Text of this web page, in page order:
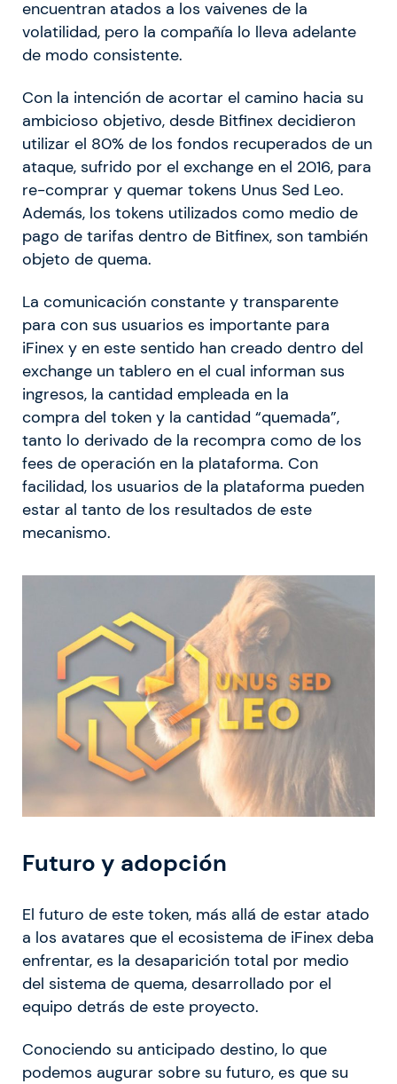
encuentran atados a los vaivenes de la
volatilidad, pero la compañía lo lleva adelante
de modo consistente.
Con la intención de acortar el camino hacia su
ambicioso objetivo, desde Bitfinex decidieron
utilizar el 80% de los fondos recuperados de un
ataque, sufrido por el exchange en el 2016, para
re-comprar y quemar tokens Unus Sed Leo.
Además, los tokens utilizados como medio de
pago de tarifas dentro de Bitfinex, son también
objeto de quema.
La comunicación constante y transparente
para con sus usuarios es importante para
iFinex y en este sentido han creado dentro del
exchange un tablero en el cual informan sus
ingresos, la cantidad empleada en la
compra del token y la cantidad “quemada”,
tanto lo derivado de la recompra como de los
fees de operación en la plataforma. Con
facilidad, los usuarios de la plataforma pueden
estar al tanto de los resultados de este
mecanismo.
Futuro y adopción
El futuro de este token, más allá de estar atado
a los avatares que el ecosistema de iFinex deba
enfrentar, es la desaparición total por medio
del sistema de quema, desarrollado por el
equipo detrás de este proyecto.
Conociendo su anticipado destino, lo que
podemos augurar sobre su futuro, es que su